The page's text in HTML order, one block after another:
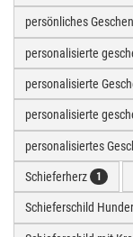
persönliches
personalisierte
personalisierte
personalisierte
personalisiertes
Schieferherz 1
Schieferschild